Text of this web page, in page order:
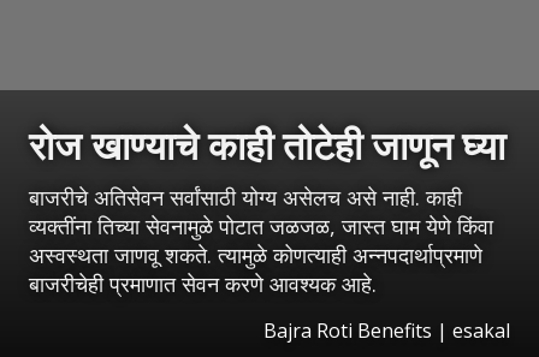
रोज खाण्याचे काही तोटेही जाणून घ्या
बाजरीचे अतिसेवन सर्वांसाठी योग्य असेलच असे नाही. काही
व्यक्तींना तिच्या सेवनामुळे पोटात जळजळ, जास्त घाम येणे किंवा
अस्वस्थता जाणवू शकते. त्यामुळे कोणत्याही अन्नपदार्थाप्रमाणे
बाजरीचेही प्रमाणात सेवन करणे आवश्यक आहे.
Bajra Roti Benefits | esakal